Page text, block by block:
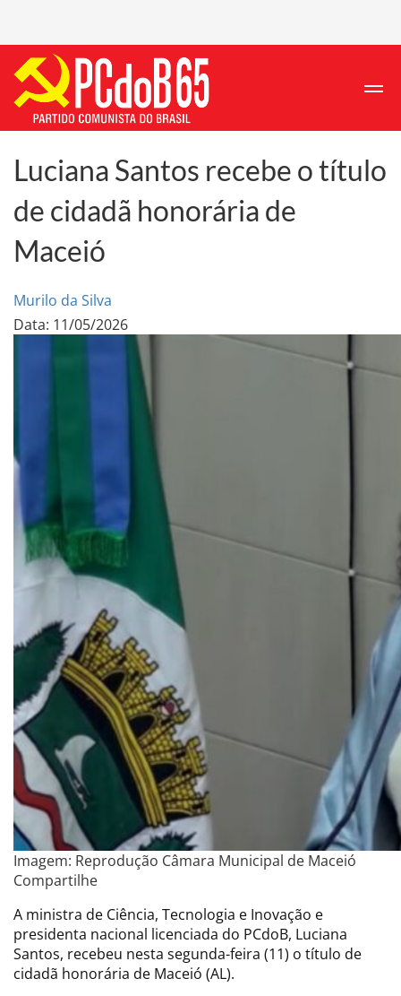
Luciana Santos recebe o título
de cidadã honorária de
Maceió
Murilo da Silva
Data: 11/05/2026
Imagem: Reprodução Câmara Municipal de Maceió
Compartilhe
A ministra de Ciência, Tecnologia e Inovação e
presidenta nacional licenciada do PCdoB, Luciana
Santos, recebeu nesta segunda-feira (11) o título de
cidadã honorária de Maceió (AL).